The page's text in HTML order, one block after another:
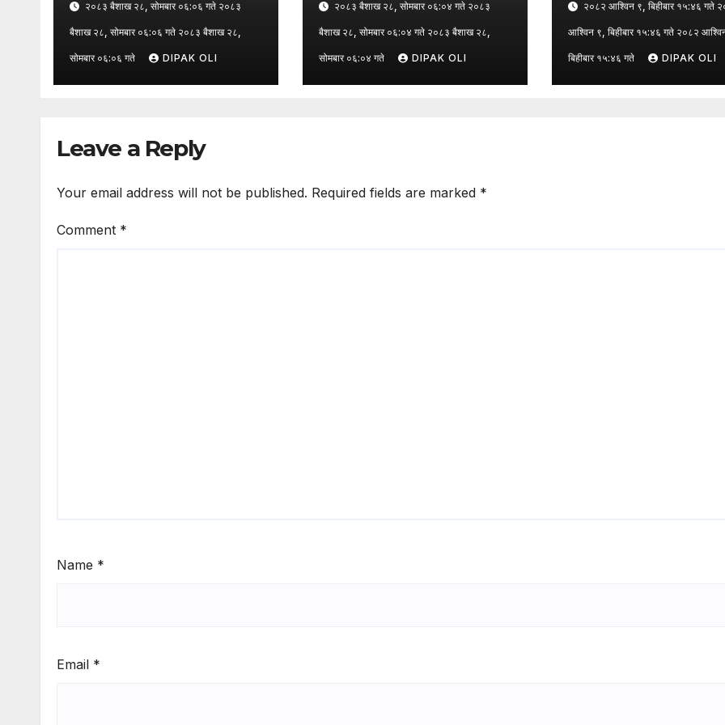
२०८३ बैशाख २८, सोमबार ०६:०६ गते २०८३
बैशाख २८, सोमबार ०६:०६ गते २०८३ बैशाख २८,
सोमबार ०६:०६ गते DIPAK OLI
२०८३ बैशाख २८, सोमबार ०६:०४ गते २०८३
बैशाख २८, सोमबार ०६:०४ गते २०८३ बैशाख २८,
सोमबार ०६:०४ गते DIPAK OLI
२०८२ आश्विन ९, बिहीबार १५:४६ गते
आश्विन ९, बिहीबार १५:४६ गते २०८२
बिहीबार १५:४६ गते DIPAK OLI
Leave a Reply
Your email address will not be published. Required fields are marked *
Comment *
Name *
Email *